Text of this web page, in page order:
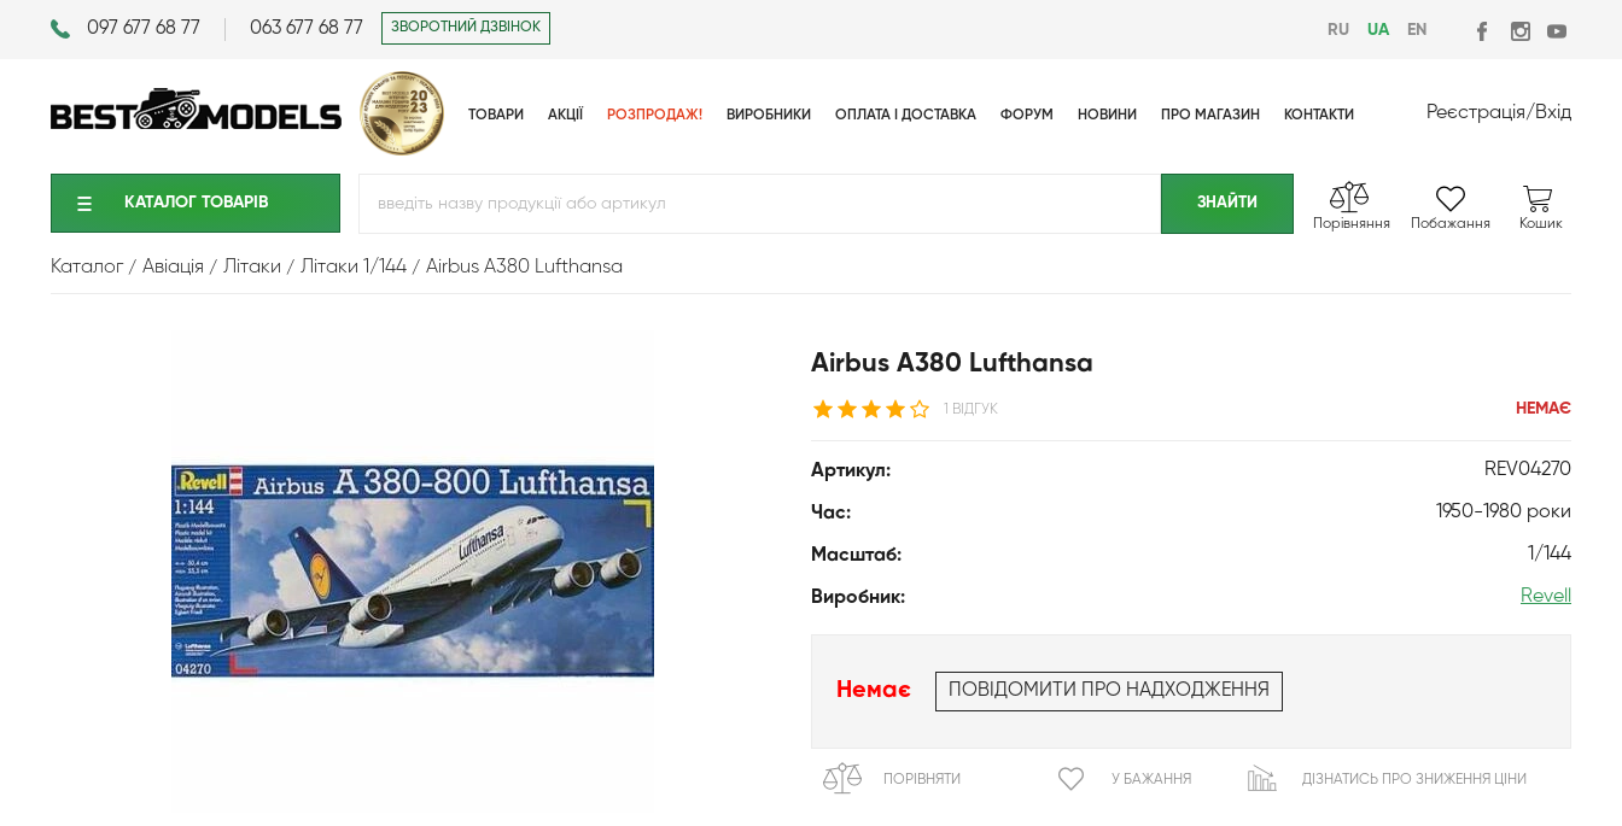
097 677 68 77 063 677 68 77 ЗВОРОТНИЙ ДЗВІНОК RU UA EN
ТОВАРИ АКЦІЇ РОЗПРОДАЖ! ВИРОБНИКИ ОПЛАТА І ДОСТАВКА ФОРУМ НОВИНИ ПРО МАГАЗИН КОНТАКТИ Реєстрація/Вхід
КАТАЛОГ ТОВАРIВ
Порівняння Побажання Кошик
Каталог Авіація Літаки Літаки 1/144 Airbus A380 Lufthansa
Airbus A380 Lufthansa
1 ВІДГУК НЕМАЄ
Артикул: REV04270
Час: 1950-1980 роки
Масштаб: 1/144
Виробник: Revell
Немає ПОВІДОМИТИ ПРО НАДХОДЖЕННЯ
ПОРІВНЯТИ У БАЖАННЯ ДІЗНАТИСЬ ПРО ЗНИЖЕННЯ ЦІНИ